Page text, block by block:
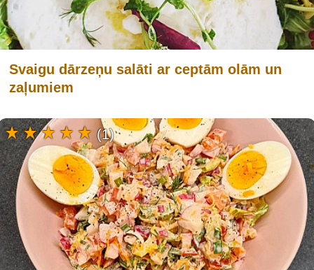
Svaigu dārzeņu salāti ar ceptām olām un
zaļumiem
(1)